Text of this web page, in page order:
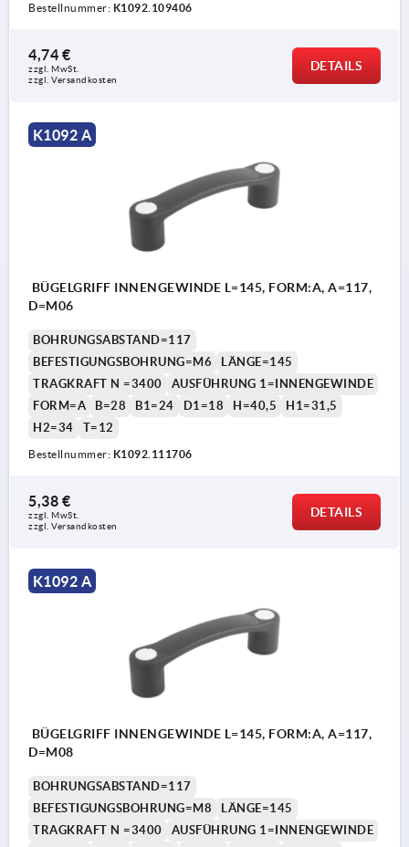
Bestellnummer: K1092.109406
4,74 €
zzgl. MwSt.
zzgl. Versandkosten
DETAILS
K1092 A
BÜGELGRIFF INNENGEWINDE L=145, FORM:A, A=117,
D=M06
BOHRUNGSABSTAND=117
BEFESTIGUNGSBOHRUNG=M6
LÄNGE=145
TRAGKRAFT N =3400
AUSFÜHRUNG 1=INNENGEWINDE
FORM=A
B=28 B1=24 D1=18 H=40,5
H1=31,5
H2=34
T=12
Bestellnummer: K1092.111706
5,38 €
zzgl. MwSt.
zzgl. Versandkosten
DETAILS
K1092 A
BÜGELGRIFF INNENGEWINDE L=145, FORM:A, A=117,
D=M08
BOHRUNGSABSTAND=117
BEFESTIGUNGSBOHRUNG=M8
LÄNGE=145
TRAGKRAFT N =3400
AUSFÜHRUNG 1=INNENGEWINDE